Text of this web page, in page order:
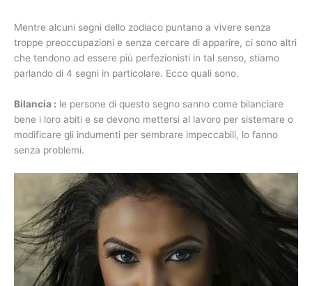
Mentre alcuni segni dello zodiaco puntano a vivere senza
troppe preoccupazioni e senza cercare di apparire, ci sono altri
che tendono ad essere più perfezionisti in tal senso, stiamo
parlando di 4 segni in particolare. Ecco quali sono.
Bilancia : le persone di questo segno sanno come bilanciare
bene i loro abiti e se devono mettersi al lavoro per sistemare o
modificare gli indumenti per sembrare impeccabili, lo fanno
senza problemi.